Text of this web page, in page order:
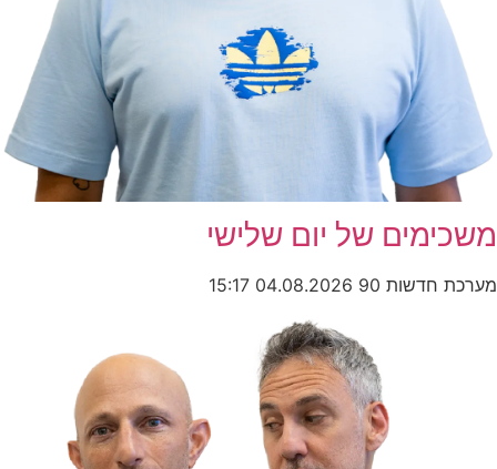
משכימים של יום שלישי
מערכת חדשות 90 04.08.2026
15:17